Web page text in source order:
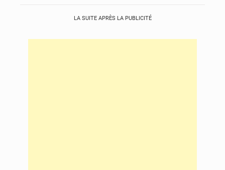
LA SUITE APRÈS LA PUBLICITÉ